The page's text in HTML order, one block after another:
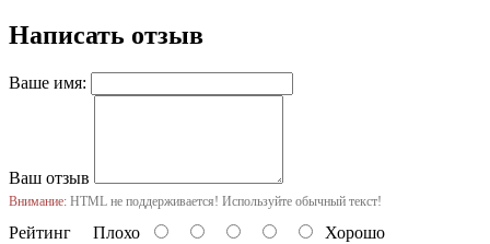
Написать отзыв
Ваше имя:
Ваш отзыв
Внимание: HTML не поддерживается! Используйте обычный текст!
Рейтинг Плохо Хорошо